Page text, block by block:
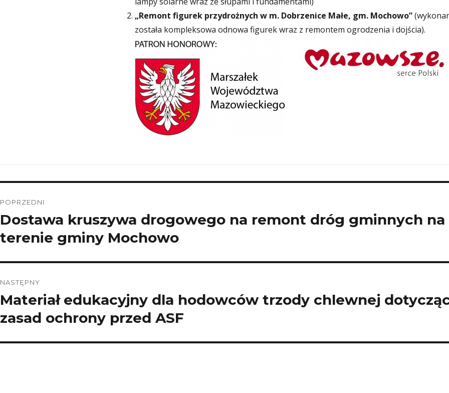
„Remont figurek przydrożnych w m. Dobrzenice Małe, gm. Mochowo”
została kompleksowa odnowa figurek wraz z remontem ogrodzenia i dojścia).
wpisu
POPRZEDNI
Poprzedni
wpis:
Dostawa kruszywa drogowego na remont dróg gminnych na
terenie gminy Mochowo
NASTĘPNY
Następny
Materiał edukacyjny dla hodowców trzody chlewnej
zasad ochrony przed ASF